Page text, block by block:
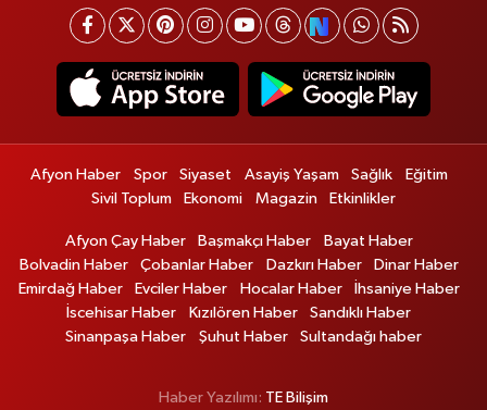
Afyon Haber Spor Siyaset Asayiş Yaşam Sağlık
Eğitim
Sivil Toplum
Ekonomi Magazin Etkinlikler
Afyon Çay Haber Başmakçı Haber
Bayat Haber
Bolvadin Haber
Çobanlar Haber Dazkırı Haber
Dinar Haber
Emirdağ Haber
Evciler Haber Hocalar Haber
İhsaniye Haber
İscehisar Haber
Kızılören Haber
Sandıklı Haber
Sinanpaşa Haber
Şuhut Haber Sultandağı haber
Haber Yazılımı: TE Bilişim